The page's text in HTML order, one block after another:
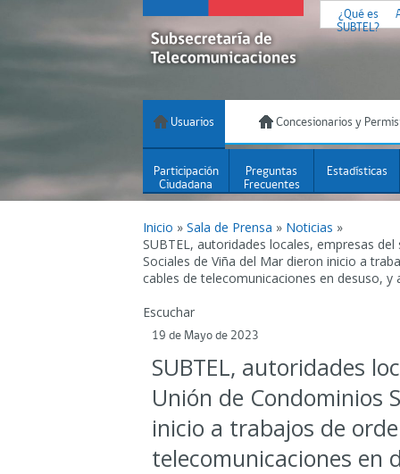
¿Qué es
SUBTEL?
Usuarios Concesionarios y
Participación
Ciudadana
Preguntas
Frecuentes
Estadísticas
Inicio » Sala de Prensa » Noticias »
SUBTEL, autoridades locales, empresas
Sociales de Viña del Mar dieron inicio a
cables de telecomunicaciones en desuso, y
Escuchar
19 de Mayo de 2023
SUBTEL, autoridades
Unión de Condominios
inicio a trabajos de
telecomunicaciones en